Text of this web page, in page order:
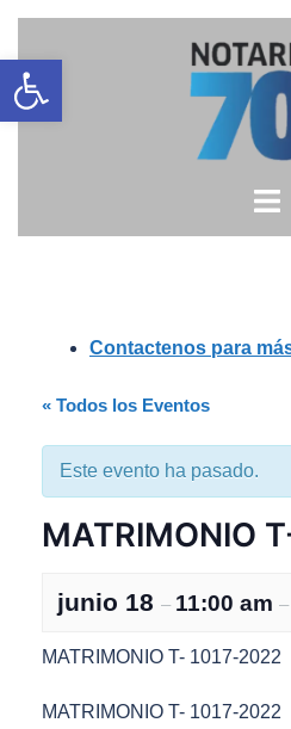
Open toolbar
al
contenido
Contactenos para
« Todos los Eventos
Este evento ha pasado.
MATRIMONIO
junio 18 – 11:00 am –
MATRIMONIO T- 1017-2022
MATRIMONIO T- 1017-2022